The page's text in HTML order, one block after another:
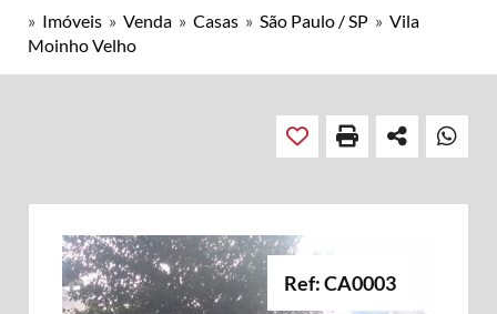
» Imóveis » Venda » Casas » São Paulo / SP » Vila
Moinho Velho
Ref: CA0003